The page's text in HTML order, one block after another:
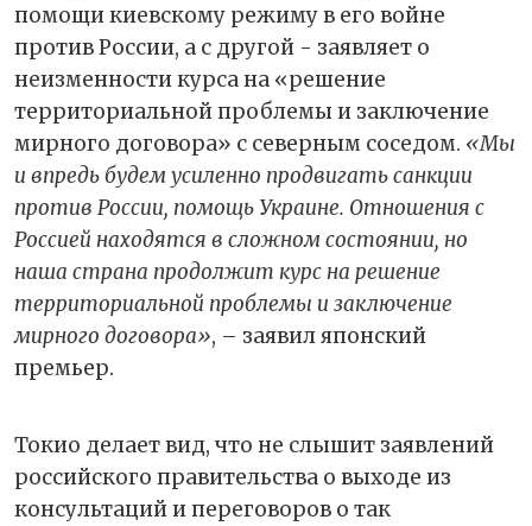
помощи киевскому режиму в его войне
против России, а с другой - заявляет о
неизменности курса на «решение
территориальной проблемы и заключение
мирного договора» с северным соседом. «Мы
и впредь будем усиленно продвигать санкции
против России, помощь Украине. Отношения с
Россией находятся в сложном состоянии, но
наша страна продолжит курс на решение
территориальной проблемы и заключение
мирного договора», – заявил японский
премьер.
Токио делает вид, что не слышит заявлений
российского правительства о выходе из
консультаций и переговоров о так